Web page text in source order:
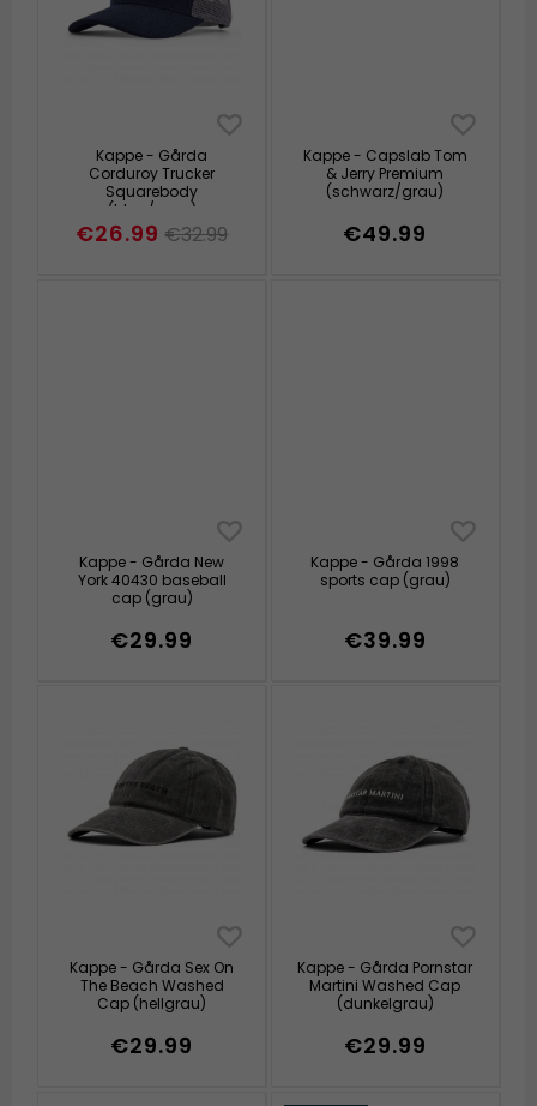
Kappe - Gårda
Corduroy Trucker
Squarebody
(blau/grau)
€26.99 €32.99
Kappe - Capslab Tom
& Jerry Premium
(schwarz/grau)
€49.99
Kappe - Gårda New
York 40430 baseball
cap (grau)
€29.99
Kappe - Gårda 1998
sports cap (grau)
€39.99
Kappe - Gårda Sex On
The Beach Washed
Cap (hellgrau)
€29.99
Kappe - Gårda Pornstar
Martini Washed Cap
(dunkelgrau)
€29.99